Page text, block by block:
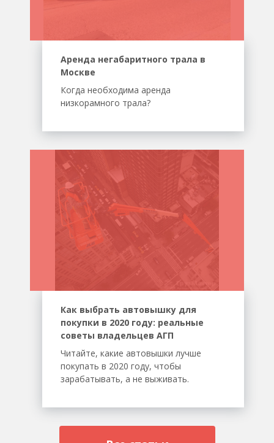
Аренда негабаритного трала в
Москве
Когда необходима аренда
низкорамного трала?
Как выбрать автовышку для
покупки в 2020 году: реальные
советы владельцев АГП
Читайте, какие автовышки лучше
покупать в 2020 году, чтобы
зарабатывать, а не выживать.